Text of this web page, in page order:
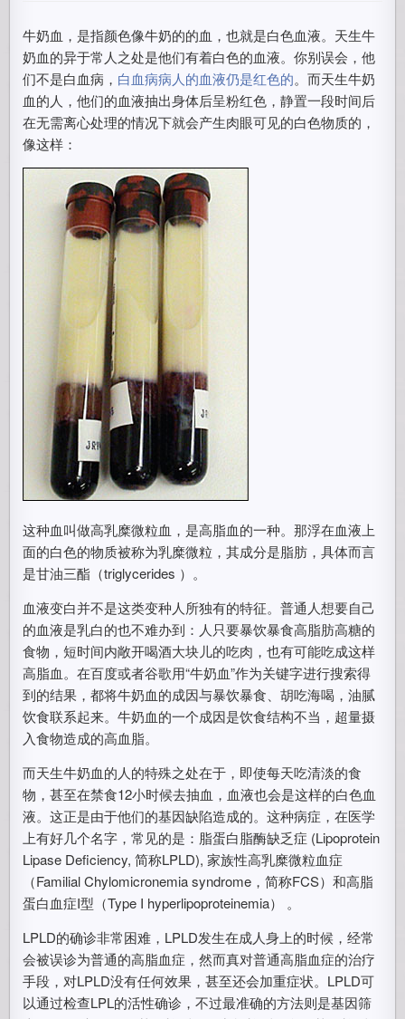
牛奶血，是指颜色像牛奶的的血，也就是白色血液。天生牛
奶血的异于常人之处是他们有着白色的血液。你别误会，他
们不是白血病， 白血病病人的血液仍是红色的。而天生牛奶
血的人，他们的血液抽出身体后呈粉红色，静置一段时间后
在无需离心处理的情况下就会产生肉眼可见的白色物质的，
像这样：
这种血叫做高乳糜微粒血，是高脂血的一种。那浮在血液上
面的白色的物质被称为乳糜微粒，其成分是脂肪，具体而言
是甘油三酯（triglycerides ）。
血液变白并不是这类变种人所独有的特征。普通人想要自己
的血液是乳白的也不难办到：人只要暴饮暴食高脂肪高糖的
食物，短时间内敞开喝酒大块儿的吃肉，也有可能吃成这样
高脂血。在百度或者谷歌用“牛奶血”作为关键字进行搜索得
到的结果，都将牛奶血的成因与暴饮暴食、胡吃海喝，油腻
饮食联系起来。牛奶血的一个成因是饮食结构不当，超量摄
入食物造成的高血脂。
而天生牛奶血的人的特殊之处在于，即使每天吃清淡的食
物，甚至在禁食12小时候去抽血，血液也会是这样的白色血
液。这正是由于他们的基因缺陷造成的。这种病症，在医学
上有好几个名字，常见的是：脂蛋白脂酶缺乏症 (Lipoprotein
Lipase Deficiency, 简称LPLD), 家族性高乳糜微粒血症
（Familial Chylomicronemia syndrome，简称FCS）和高脂
蛋白血症I型（Type I hyperlipoproteinemia） 。
LPLD的确诊非常困难，LPLD发生在成人身上的时候，经常
会被误诊为普通的高脂血症，然而真对普通高脂血症的治疗
手段，对LPLD没有任何效果，甚至还会加重症状。LPLD可
以通过检查LPL的活性确诊，不过最准确的方法则是基因筛